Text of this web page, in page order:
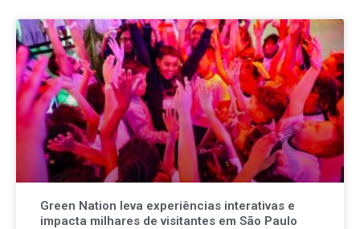
Green Nation leva experiências interativas e
impacta milhares de visitantes em São Paulo